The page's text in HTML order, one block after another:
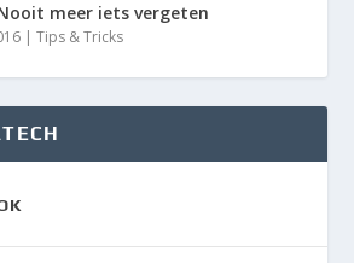
meer iets vergeten
|Tips & Tricks